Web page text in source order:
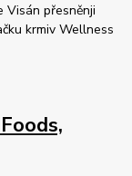
Visán přesněnji
krmiv Wellness